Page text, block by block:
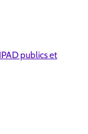
publics et
une nouvelle